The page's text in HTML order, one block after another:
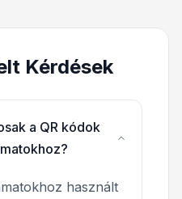
Kérdések
a QR kódok
használt